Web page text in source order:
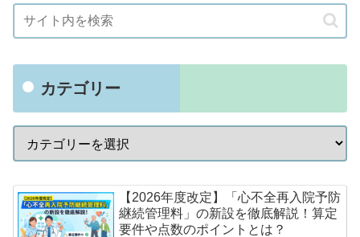
カテゴリー
【2026年度改定】「心不全再入院予防
継続管理料」の新設を徹底解説！算定
要件や点数のポイントとは？